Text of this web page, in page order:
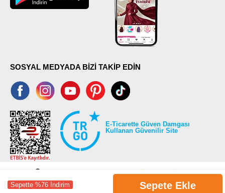
Sepette %76 İndirim Sepete Ekle
SOSYAL MEDYADA BİZİ TAKİP EDİN
E-Ticarette Güven Damgası
Kullanan Güvenilir Site